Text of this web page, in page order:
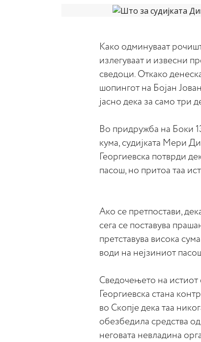
Како одминуваат
излегуваат и извесни
сведоци. Откако
шопингот на Бојан
јасно дека за само три
Во придружба на Боки
кума, судијката Мери
Георгиевска потврди
пасош, но притоа таа
Ако се претпостави,
сега се поставува
претставува висока
води на нејзиниот
Сведочењето на истиот
Георгиевска стана
во Скопје дека таа
обезбедила средства
неговата невладина